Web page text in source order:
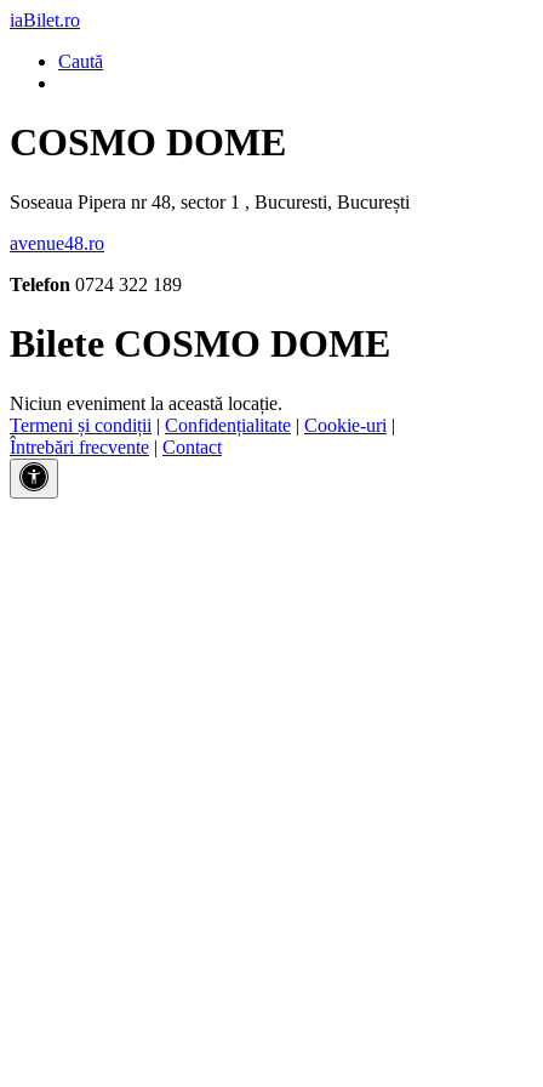
iaBilet.ro
Caută
COSMO DOME
Soseaua Pipera nr 48, sector 1 , Bucuresti, București
avenue48.ro
Telefon 0724 322 189
Bilete COSMO DOME
Niciun eveniment la această locație.
Termeni și condiții | Confidențialitate | Cookie-uri |
Întrebări frecvente | Contact